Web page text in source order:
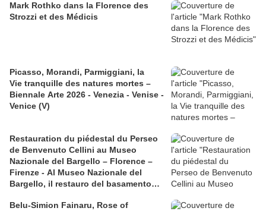
​​​​​​​Mark Rothko dans la Florence des
Strozzi et des Médicis
Picasso, Morandi, Parmiggiani, la
Vie tranquille des natures mortes –
Biennale Arte 2026 - Venezia - Venise -
Venice (V)
Restauration du piédestal du Perseo
de Benvenuto Cellini au Museo
Nazionale del Bargello – Florence –
Firenze - Al Museo Nazionale del
Bargello, il restauro del basamento
Belu-Simion Fainaru, Rose of